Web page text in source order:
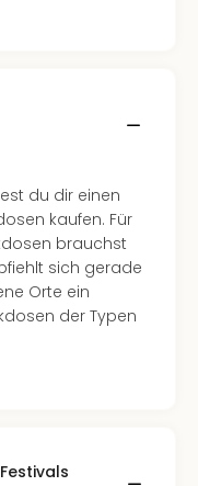
du dir einen
kaufen. Für
brauchst
sich gerade
Orte ein
der Typen